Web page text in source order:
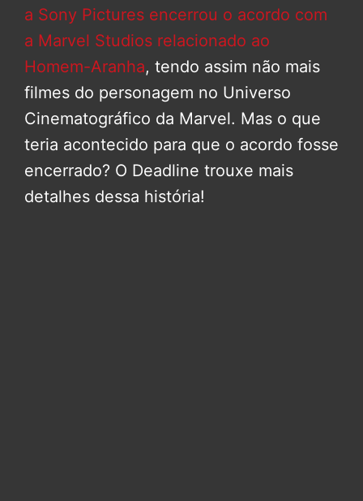
a Sony Pictures encerrou o acordo com
a Marvel Studios relacionado ao
Homem-Aranha, tendo assim não mais
filmes do personagem no Universo
Cinematográfico da Marvel. Mas o que
teria acontecido para que o acordo fosse
encerrado? O Deadline trouxe mais
detalhes dessa história!